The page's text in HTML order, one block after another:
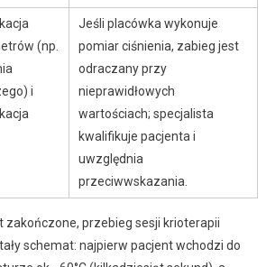
(np.
i
Jeśli placówka wykonuje
pomiar ciśnienia, zabieg jest
odraczany przy
nieprawidłowych
wartościach; specjalista
kwalifikuje pacjenta i
uwzględnia
przeciwwskazania.
zakończone, przebieg sesji krioterapii
schemat: najpierw pacjent wchodzi do